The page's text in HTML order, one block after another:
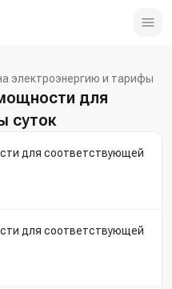
электроэнергию и тарифы
для
суток
для соответствующей
для соответствующей